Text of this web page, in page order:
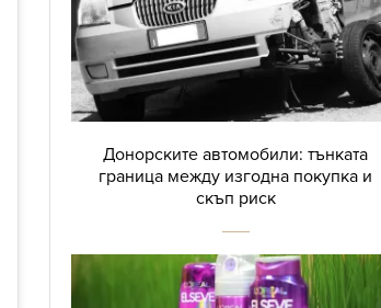
Донорските автомобили: тънката
граница между изгодна покупка и
скъп риск